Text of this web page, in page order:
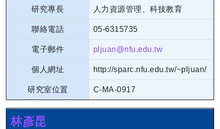
研究專長 人力資源管理、科技教育
聯絡電話 05-6315735
電子郵件 pljuan@nfu.edu.tw
個人網址 http://sparc.nfu.edu.tw/~pljuan/
研究室位置 C-MA-0917
林彥昆